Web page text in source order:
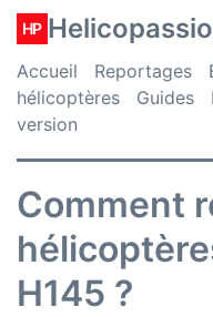
HP
Accueil Reportages
hélicoptères
Guides
version
Comment
H145 ?